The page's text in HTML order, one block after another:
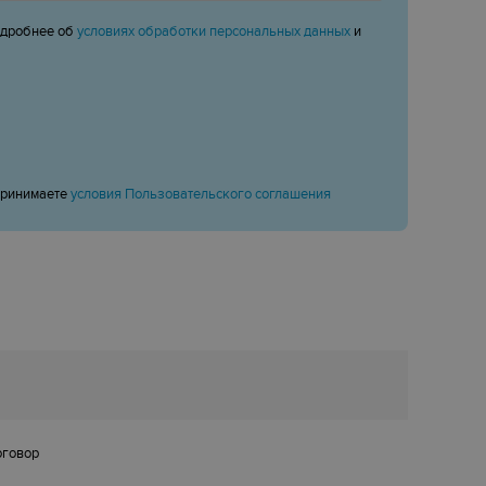
об условиях обработки персональных данных и
условия Пользовательского соглашения